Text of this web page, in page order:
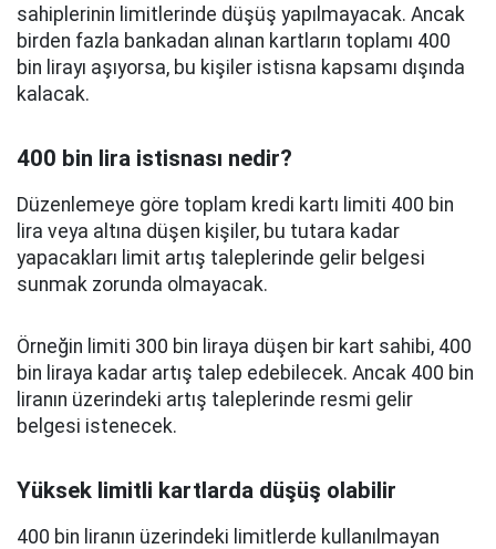
sahiplerinin limitlerinde düşüş yapılmayacak. Ancak
birden fazla bankadan alınan kartların toplamı 400
bin lirayı aşıyorsa, bu kişiler istisna kapsamı dışında
kalacak.
400 bin lira istisnası nedir?
Düzenlemeye göre toplam kredi kartı limiti 400 bin
lira veya altına düşen kişiler, bu tutara kadar
yapacakları limit artış taleplerinde gelir belgesi
sunmak zorunda olmayacak.
Örneğin limiti 300 bin liraya düşen bir kart sahibi, 400
bin liraya kadar artış talep edebilecek. Ancak 400 bin
liranın üzerindeki artış taleplerinde resmi gelir
belgesi istenecek.
Yüksek limitli kartlarda düşüş olabilir
400 bin liranın üzerindeki limitlerde kullanılmayan